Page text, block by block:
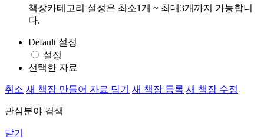
책장카테고리 설정은 최소1개 ~ 최대3개까지 가능합니
다.
Default 설정
설정
선택한 자료
취소 새 책장 만들어 자료 담기 새 책장 등록 새 책장 수정
관심분야 검색
닫기